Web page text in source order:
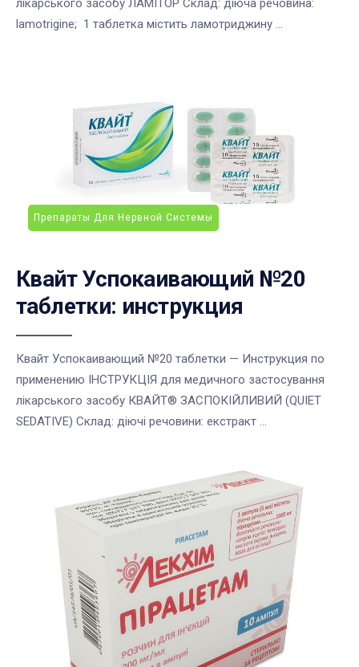
лікарського засобу ЛАМІТОР Склад: діюча речовина:
lamotrigine; 1 таблетка містить ламотриджину ...
Препараты Для Нервной Системы
Квайт Успокаивающий №20
таблетки: инструкция
Квайт Успокаивающий №20 таблетки — Инструкция по
применению ІНСТРУКЦІЯ для медичного застосування
лікарського засобу КВАЙТ® ЗАСПОКІЙЛИВИЙ (QUIET
SEDATIVE) Склад: діючі речовини: екстракт ...